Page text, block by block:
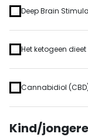
Deep Brain
Het ketogeen
Cannabidiol
Kind/